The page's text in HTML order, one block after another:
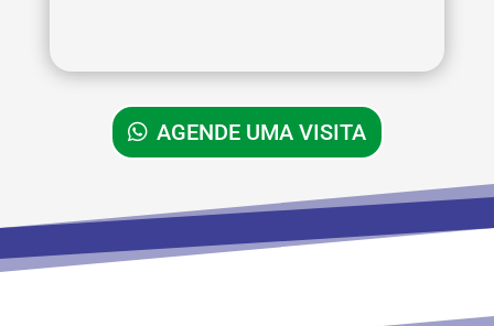
AGENDE UMA VISITA